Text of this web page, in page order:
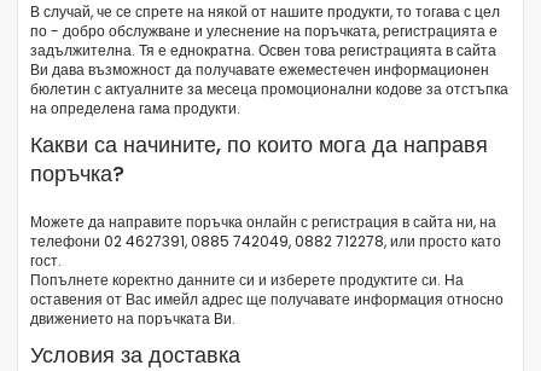
В случай, че се спрете на някой от нашите продукти, то тогава с цел
по - добро обслужване и улеснение на поръчката, регистрацията е
задължителна. Тя е еднократна. Освен това регистрацията в сайта
Ви дава възможност да получавате ежеместечен информационен
бюлетин с актуалните за месеца промоционални кодове за отстъпка
на определена гама продукти.
Какви са начините, по които мога да направя
поръчка?
Можете да направите поръчка онлайн с регистрация в сайта ни, на
телефони 02 4627391, 0885 742049, 0882 712278, или просто като
гост.
Попълнете коректно данните си и изберете продуктите си. На
оставения от Вас имейл адрес ще получавате информация относно
движението на поръчката Ви.
Условия за доставка